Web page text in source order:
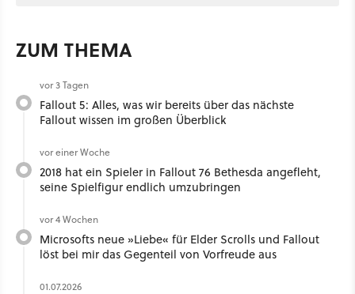
ZUM THEMA
vor 3 Tagen
Fallout 5: Alles, was wir bereits über das nächste
Fallout wissen im großen Überblick
vor einer Woche
2018 hat ein Spieler in Fallout 76 Bethesda angefleht,
seine Spielfigur endlich umzubringen
vor 4 Wochen
Microsofts neue »Liebe« für Elder Scrolls und Fallout
löst bei mir das Gegenteil von Vorfreude aus
01.07.2026